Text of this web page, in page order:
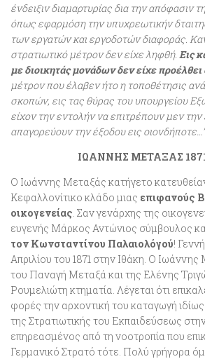
ένδειξιν διαμαρτυρίας δια την απόφασιν
όπως εφαρμόση την υπυχρεωτικήν
των εργατών και εργοδοτών διαφοράς.
στρατιωτικό μέτρον δεν είχε ληφθή. Εις
με διοικητάς μονάδων δεν είχε
μέτρον που έλαβεν ήτο η τοποθέτησις
σκοπών, εις τας θύρας του υπουργείου
είχον την εντολήν να επιτρέπουν μεν
απαγορεύουν την έξοδου εις οιονδήποτε…”
ΙΩΑΝΝΗΣ ΜΕΤΑΞΑΣ
Ο Ιωάννης Μεταξάς κατήγετο
Κεφαλλονίτικο κλάδο μιας επιφανούς
οικογενείας. Σαν γενάρχης της
ευγενής Μάρκος Αντώνιος σύμβουλος
τον Κωνσταντίνου Παλαιολόγού!
Απριλίου του 1871 στην Ιθάκη. Ο
του Παναγή Μεταξά και της Ελένης
Ρουμελιώτη κτηματία. Λέγεται ότι
φορές την αρχοντική του καταγωγή
της Στρατιωτικής του Εκπαιδεύσεως
επηρεασμένος από τη νοοτροπία που
Γερμανικό Στρατό τότε. Πολύ γρήγορα